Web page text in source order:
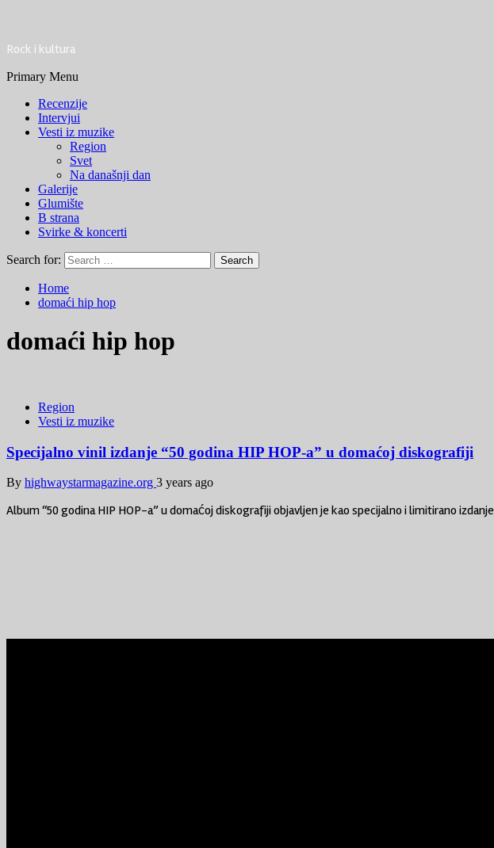
Rock i kultura
Primary Menu
Recenzije
Intervjui
Vesti iz muzike
Region
Svet
Na današnji dan
Galerije
Glumište
B strana
Svirke & koncerti
Search for:
Home
domaći hip hop
domaći hip hop
Region
Vesti iz muzike
Specijalno vinil izdanje “50 godina HIP HOP-a” u domaćoj diskografiji
By highwaystarmagazine.org 3 years ago
Album “50 godina HIP HOP-a” u domaćoj diskografiji objavljen je kao specijalno i limitirano izdanje